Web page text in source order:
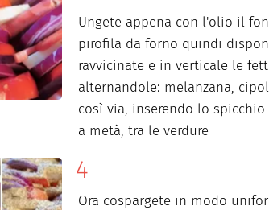
Ungete appena con l'olio il
pirofila da forno quindi
ravvicinate e in verticale le
alternandole: melanzana,
così via, inserendo lo
a metà, tra le verdure
Ora cospargete in modo